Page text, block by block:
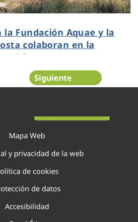
Fundación Aquae y la
colaboran en la
el fuego
Siguiente
Mapa Web
y privacidad de la web
de cookies
de datos
Accesibilidad